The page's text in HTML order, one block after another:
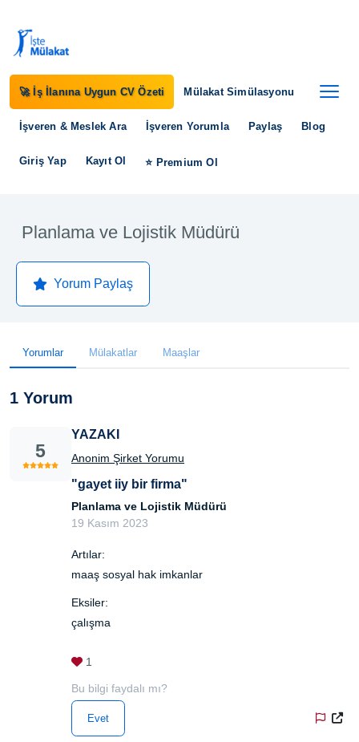
🚀 İş İlanına Uygun CV Özeti Mülakat Simülasyonu
İşveren & Meslek Ara İşveren Yorumla Paylaş Blog
Giriş Yap Kayıt Ol ⭐ Premium Ol
Planlama ve Lojistik Müdürü
Yorum Paylaş
Yorumlar Mülakatlar Maaşlar
1 Yorum
5
YAZAKI
Anonim Şirket Yorumu
"gayet iiy bir firma"
Planlama ve Lojistik Müdürü
19 Kasım 2023
Artılar:
maaş sosyal hak imkanlar
Eksiler:
çalışma
1
Bu bilgi faydalı mı?
Evet